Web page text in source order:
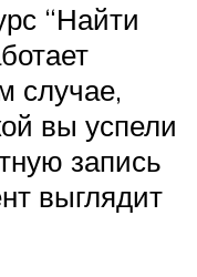
“Найти
случае,
вы успели
запись
выглядит